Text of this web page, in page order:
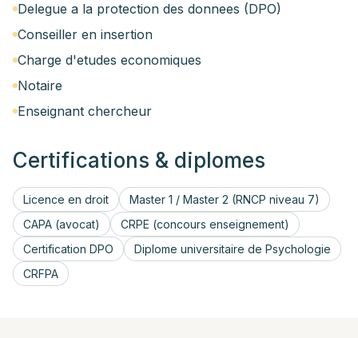
Delegue a la protection des donnees (DPO)
Conseiller en insertion
Charge d'etudes economiques
Notaire
Enseignant chercheur
Certifications & diplomes
Licence en droit
Master 1 / Master 2 (RNCP niveau 7)
CAPA (avocat)
CRPE (concours enseignement)
Certification DPO
Diplome universitaire de Psychologie
CRFPA